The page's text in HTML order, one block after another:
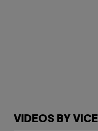
VIDEOS BY VICE